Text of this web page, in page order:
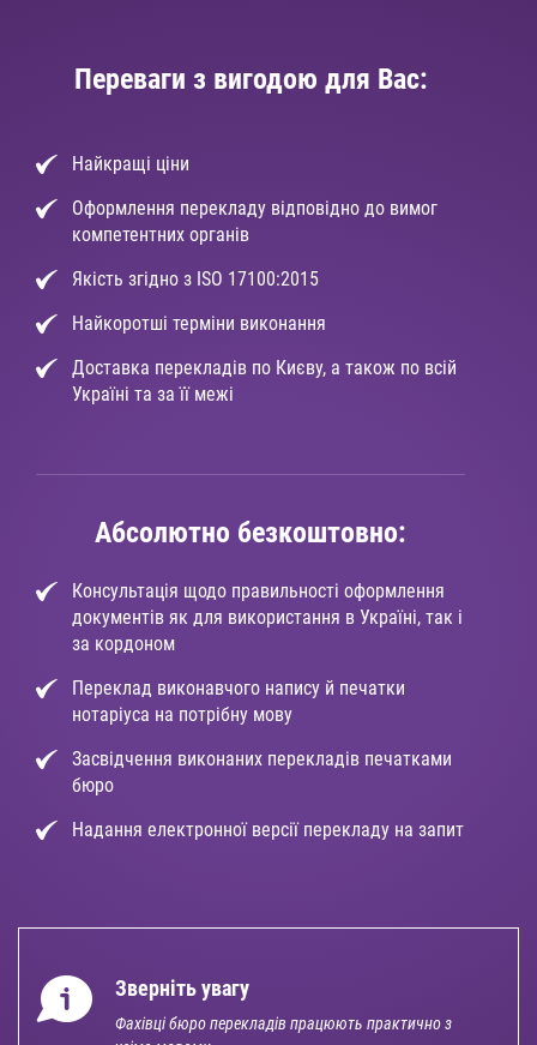
Переваги з вигодою для Вас:
Найкращі ціни
Оформлення перекладу відповідно до вимог
компетентних органів
Якість згідно з ISO 17100:2015
Найкоротші терміни виконання
Доставка перекладів по Києву, а також по всій
Україні та за її межі
Абсолютно безкоштовно:
Консультація щодо правильності оформлення
документів як для використання в Україні, так і
за кордоном
Переклад виконавчого напису й печатки
нотаріуса на потрібну мову
Засвідчення виконаних перекладів печатками
бюро
Надання електронної версії перекладу на запит
Зверніть увагу
Фахівці бюро перекладів працюють практично з